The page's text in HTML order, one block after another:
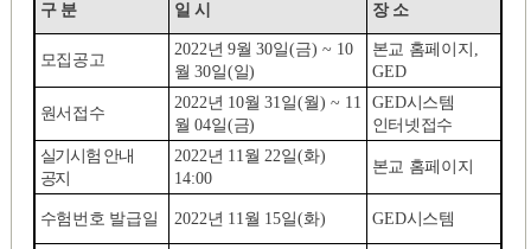
구 분 일 시 장 소
모집공고
2022년9월30일(금) ~ 10
월30일(일)
본교 홈페이지 ,
GED
원서접수
2022년 10월31일(월) ~ 11
월04일(금)
GED시스템
인터넷접수
실기시험 안내
공지
2022년 11월22일(화)
14:00
본교 홈페이지
수험번호 발급일 2022년 11월 15일(화) GED시스템